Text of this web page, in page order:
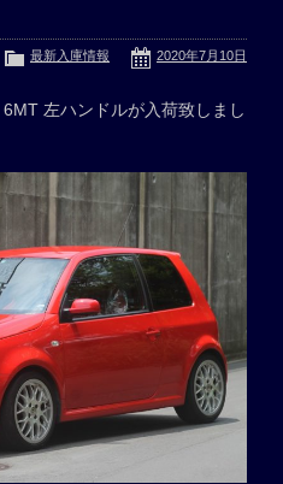
2020年7月10日
最新入庫情報
左ハンドルが入荷致しまし